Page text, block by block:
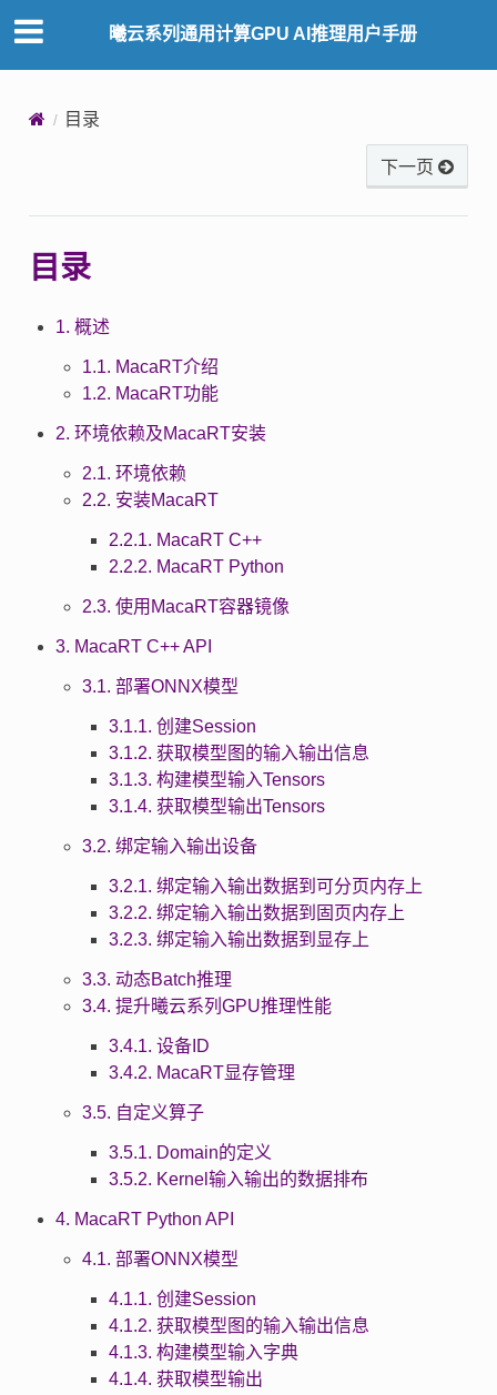
曦云系列通用计算GPU AI推理用户手册
目录
下一页
目录
1. 概述
1.1. MacaRT介绍
1.2. MacaRT功能
2. 环境依赖及MacaRT安装
2.1. 环境依赖
2.2. 安装MacaRT
2.2.1. MacaRT C++
2.2.2. MacaRT Python
2.3. 使用MacaRT容器镜像
3. MacaRT C++ API
3.1. 部署ONNX模型
3.1.1. 创建Session
3.1.2. 获取模型图的输入输出信息
3.1.3. 构建模型输入Tensors
3.1.4. 获取模型输出Tensors
3.2. 绑定输入输出设备
3.2.1. 绑定输入输出数据到可分页内存上
3.2.2. 绑定输入输出数据到固页内存上
3.2.3. 绑定输入输出数据到显存上
3.3. 动态Batch推理
3.4. 提升曦云系列GPU推理性能
3.4.1. 设备ID
3.4.2. MacaRT显存管理
3.5. 自定义算子
3.5.1. Domain的定义
3.5.2. Kernel输入输出的数据排布
4. MacaRT Python API
4.1. 部署ONNX模型
4.1.1. 创建Session
4.1.2. 获取模型图的输入输出信息
4.1.3. 构建模型输入字典
4.1.4. 获取模型输出